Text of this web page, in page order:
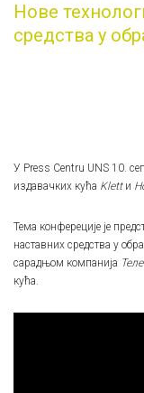
Нове
средства у
У Press Centru UNS 10.
издавачких кућа Klettи
Тема конфереције је
наставних средства у
сарадњом компанија
кућа.